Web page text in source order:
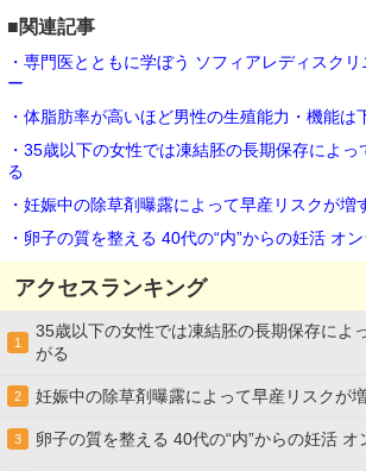
■関連記事
・専門医とともに学ぼう ソフィアレディスク
ー
・体脂肪率が高いほど男性の生殖能力・機能は
・35歳以下の女性では凍結胚の長期保存によ
る
・妊娠中の除草剤曝露によって早産リスクが増
・卵子の質を整える 40代の“内”からの妊活 オ
アクセスランキング
1
35歳以下の女性では凍結胚の長期保存によ
がる
2 妊娠中の除草剤曝露によって早産リスクが
3 卵子の質を整える 40代の“内”からの妊活 オ